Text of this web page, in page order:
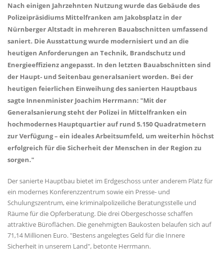
Nach einigen Jahrzehnten Nutzung wurde das Gebäude des
Polizeipräsidiums Mittelfranken am Jakobsplatz in der
Nürnberger Altstadt in mehreren Bauabschnitten umfassend
saniert. Die Ausstattung wurde modernisiert und an die
heutigen Anforderungen an Technik, Brandschutz und
Energieeffizienz angepasst. In den letzten Bauabschnitten sind
der Haupt- und Seitenbau generalsaniert worden. Bei der
heutigen feierlichen Einweihung des sanierten Hauptbaus
sagte Innenminister Joachim Herrmann: "Mit der
Generalsanierung steht der Polizei in Mittelfranken ein
hochmodernes Hauptquartier auf rund 5.150 Quadratmetern
zur Verfügung – ein ideales Arbeitsumfeld, um weiterhin höchst
erfolgreich für die Sicherheit der Menschen in der Region zu
sorgen."
Der sanierte Hauptbau bietet im Erdgeschoss unter anderem Platz für
ein modernes Konferenzzentrum sowie ein Presse- und
Schulungszentrum, eine kriminalpolizeiliche Beratungsstelle und
Räume für die Opferberatung. Die drei Obergeschosse schaffen
attraktive Büroflächen. Die genehmigten Baukosten belaufen sich auf
71,14 Millionen Euro. "Bestens angelegtes Geld für die Innere
Sicherheit in unserem Land", betonte Herrmann.